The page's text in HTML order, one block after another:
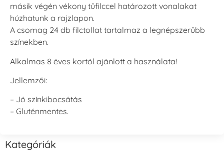
másik végén vékony tűfilccel határozott vonalakat
húzhatunk a rajzlapon.
A csomag 24 db filctollat tartalmaz a legnépszerűbb
színekben.
Alkalmas 8 éves kortól ajánlott a használata!
Jellemzői:
– Jó színkibocsátás
– Gluténmentes.
Kategóriák